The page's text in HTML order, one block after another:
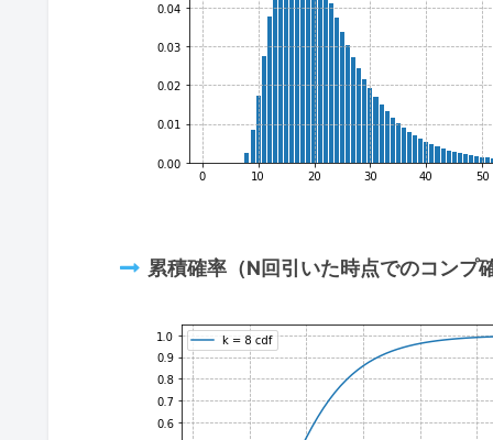
累積確率（N回引いた時点でのコンプ